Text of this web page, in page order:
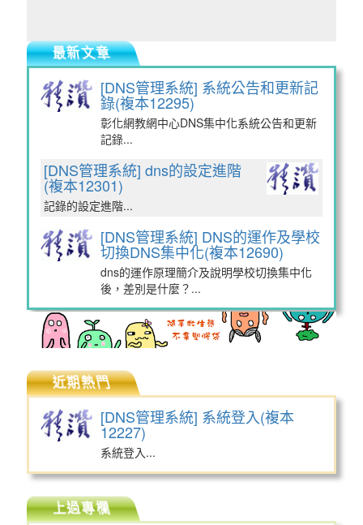
最新文章
[DNS管理系統] 系統公告和更新記
錄(複本12295)
彰化網教網中心DNS集中化系統公告和更新
記錄...
[DNS管理系統] dns的設定進階
(複本12301)
記錄的設定進階...
[DNS管理系統] DNS的運作及學校
切換DNS集中化(複本12690)
dns的運作原理簡介及說明學校切換集中化
後，差別是什麼？...
近期熱門
[DNS管理系統] 系統登入(複本
12227)
系統登入...
上過專欄